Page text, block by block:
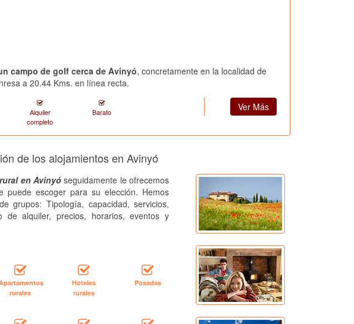
campo de golf cerca de Avinyó, concretamente en la localidad de
a 20.44 Kms. en línea recta.
Alquiler
completo
Barato Ver Más
de los alojamientos en Avinyó
en Avinyó seguidamente le ofrecemos
puede escoger para su elección. Hemos
grupos: Tipología, capacidad, servicios,
de alquiler, precios, horarios, eventos y
rurales
Hoteles
rurales
Posadas